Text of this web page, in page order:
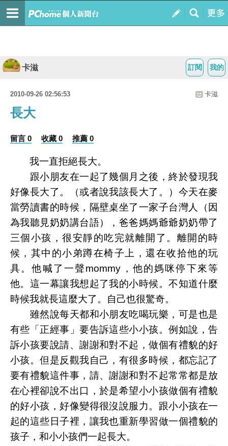
我的
訂閱
卡滋
2010-09-26 02:56:53 卡滋
長大
留言 0 收藏 0 推薦 0
我一直拒絕長大。
跟小朋友在一起了幾個月之後，終於發現我
好像長大了。（或者說我該長大了。）今天在麥
當勞讀書的時候，隔壁桌坐了一家子台灣人（因
為我聽見奶奶講台語），爸爸媽媽爺爺奶奶帶了
三個小孩，很安靜的吃完就離開了。離開的時
候，其中的小弟蹲在椅子上，還在收拾他的玩
具。他喊了一聲mommy，他的媽咪停下來等
他。這一幕讓我想起了我的小時候。不知道什麼
時候我就長這麼大了。自己也很驚奇。
雖然說每天都和小朋友吃喝玩樂，可是也是
有些「正經事」要告訴這些小小孩。例如說，告
訴小孩要說請、謝謝和對不起，做個有禮貌的好
小孩。但是反觀我自己，有很多時候，都忘記了
要有禮貌這件事，請、謝謝和對不起常常都是放
在心裡卻說不出口，於是希望小小孩做個有禮貌
的好小孩，好像變得很沒說服力。跟小小孩在一
起的這些日子裡，讓我也重新學習做一個禮貌的
孩子，和小小孩們一起長大。